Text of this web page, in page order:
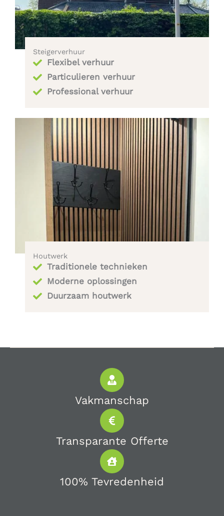
Steigerverhuur
Flexibel verhuur
Particulieren verhuur
Professional verhuur
Houtwerk
Traditionele technieken
Moderne oplossingen
Duurzaam houtwerk
Vakmanschap
Transparante Offerte
100% Tevredenheid